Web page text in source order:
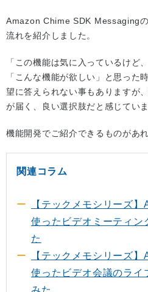
Amazon Chime SDK Messaging
流れを紹介しました。
「この機能は気に入っているけど
「こんな機能が欲しい」と思った
望に答えられない事もありますが
が届く、良い選択肢だと感じていま
機能開発でご紹介できるものがあ
関連コラム
【テックメモシリーズ
使ったビデオミーティン
た
【テックメモシリーズ
使ったビデオ会議のライ
みた